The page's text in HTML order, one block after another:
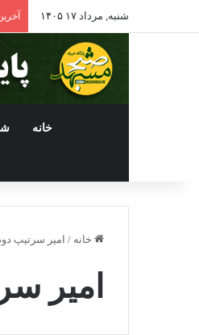
شنبه, مرداد ۱۷ ۱۴۰۵
خانه
خانه / امیر سرتیپ
امیر